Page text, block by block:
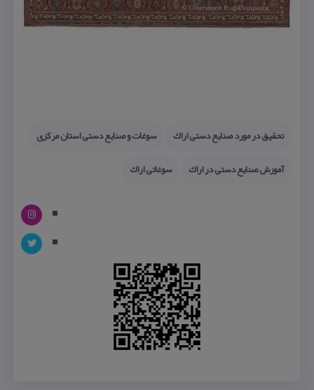
تحقیق در مورد صنایع دستی اراك
سوغات و صنایع دستی استان مركزی
آموزش صنایع دستی در اراك
سوغاتی اراك